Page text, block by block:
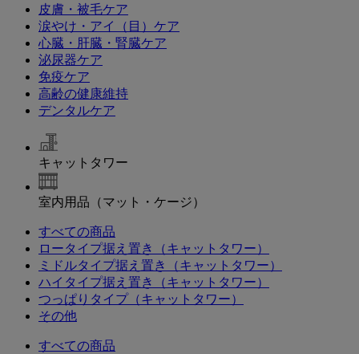
皮膚・被毛ケア
涙やけ・アイ（目）ケア
心臓・肝臓・腎臓ケア
泌尿器ケア
免疫ケア
高齢の健康維持
デンタルケア
キャットタワー
室内用品（マット・ケージ）
すべての商品
ロータイプ据え置き（キャットタワー）
ミドルタイプ据え置き（キャットタワー）
ハイタイプ据え置き（キャットタワー）
つっぱりタイプ（キャットタワー）
その他
すべての商品